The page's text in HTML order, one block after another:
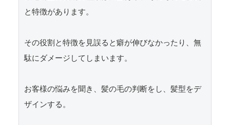
と特徴があります。
その役割と特徴を見誤ると癖が伸びなかったり、無
駄にダメージしてしまいます。
お客様の悩みを聞き、髪の毛の判断をし、髪型をデ
ザインする。